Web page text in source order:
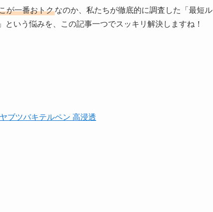
が一番おトクなのか、私たちが徹底的に調査した「最短ル
いう悩みを、この記事一つでスッキリ解決しますね！
ブツバキテルペン 高浸透